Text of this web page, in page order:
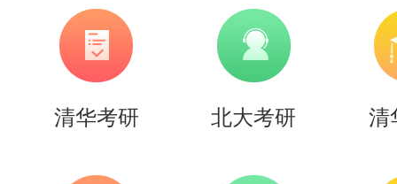
制系统的误差分析和计算、控制
迹法、控制系统的非线性问题、
材各章后的习题均做了较为详细
晰的解题思路和方法。
清华考研 北大考研 清